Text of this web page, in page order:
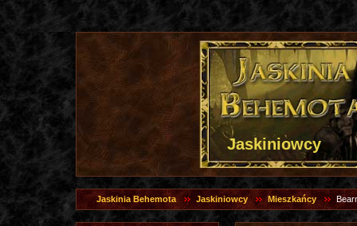
Jaskiniowcy
Jaskinia Behemota Jaskiniowcy Mieszkańcy